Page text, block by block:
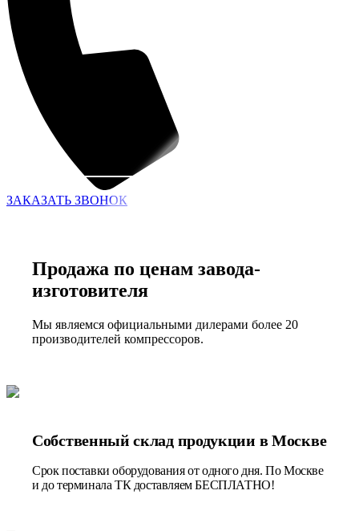
ЗАКАЗАТЬ ЗВОНОК
Продажа по ценам завода-
изготовителя
Мы являемся официальными дилерами более 20
производителей компрессоров.
Собственный склад продукции в Москве
Срок поставки оборудования от одного дня. По Москве
и до терминала ТК доставляем БЕСПЛАТНО!